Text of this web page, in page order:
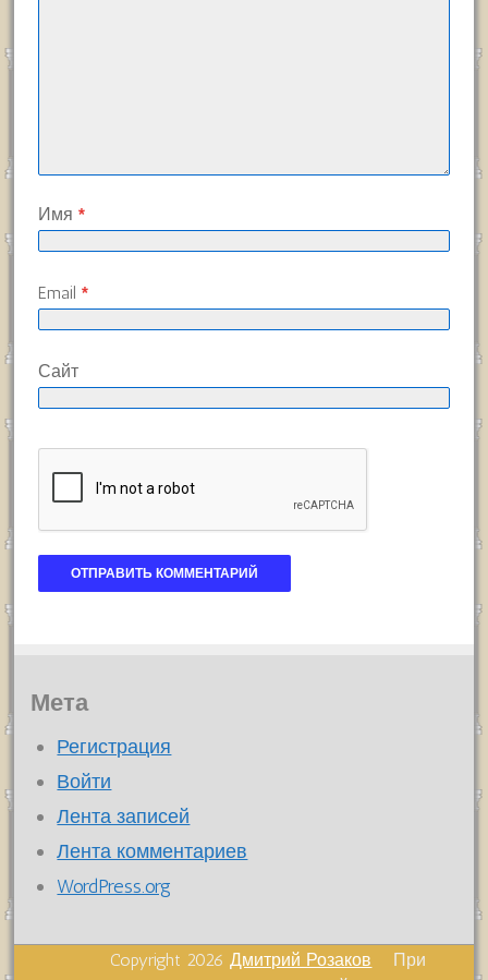
Имя *
Email *
Сайт
Мета
Регистрация
Войти
Лента записей
Лента комментариев
WordPress.org
Copyright 2026Дмитрий Розаков При